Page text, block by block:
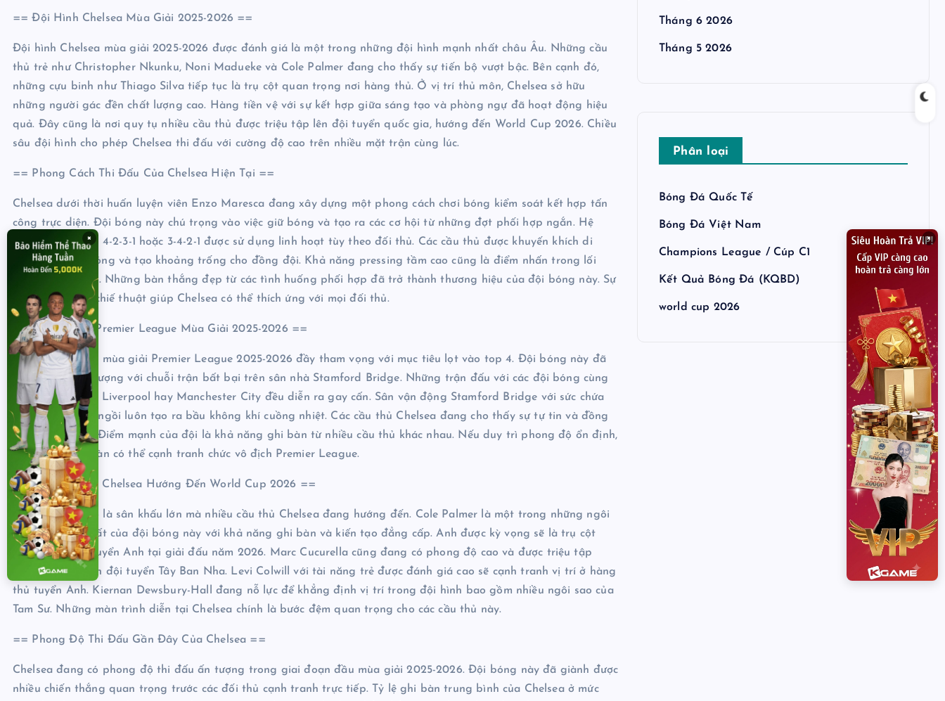
== Đội Hình Chelsea Mùa Giải 2025-2026 ==
Đội hình Chelsea mùa giải 2025-2026 được đánh giá là một trong những đội hình mạnh nhất châu Âu. Những cầu
thủ trẻ như Christopher Nkunku, Noni Madueke và Cole Palmer đang cho thấy sự tiến bộ vượt bậc. Bên cạnh đó,
những cựu binh như Thiago Silva tiếp tục là trụ cột quan trọng nơi hàng thủ. Ở vị trí thủ môn, Chelsea sở hữu
những người gác đền chất lượng cao. Hàng tiền vệ với sự kết hợp giữa sáng tạo và phòng ngự đã hoạt động hiệu
quả. Đây cũng là nơi quy tụ nhiều cầu thủ được triệu tập lên đội tuyển quốc gia, hướng đến World Cup 2026. Chiều
sâu đội hình cho phép Chelsea thi đấu với cường độ cao trên nhiều mặt trận cùng lúc.
== Phong Cách Thi Đấu Của Chelsea Hiện Tại ==
Chelsea dưới thời huấn luyện viên Enzo Maresca đang xây dựng một phong cách chơi bóng kiểm soát kết hợp tấn
công trực diện. Đội bóng này chú trọng vào việc giữ bóng và tạo ra các cơ hội từ những đợt phối hợp ngắn. Hệ
thống chiế thuật 4-2-3-1 hoặc 3-4-2-1 được sử dụng linh hoạt tùy theo đối thủ. Các cầu thủ được khuyến khích di
chuyển không bóng và tạo khoảng trống cho đồng đội. Khả năng pressing tầm cao cũng là điểm nhấn trong lối
chơi của Chelsea. Những bàn thắng đẹp từ các tình huống phối hợp đã trở thành thương hiệu của đội bóng này. Sự
linh hoạt trong chiế thuật giúp Chelsea có thể thích ứng với mọi đối thủ.
== Chelsea Tại Premier League Mùa Giải 2025-2026 ==
Chelsea đang có mùa giải Premier League 2025-2026 đầy tham vọng với mục tiêu lọt vào top 4. Đội bóng này đã
có khởi đầu ấn tượng với chuỗi trận bất bại trên sân nhà Stamford Bridge. Những trận đấu với các đội bóng cùng
top như Arsenal, Liverpool hay Manchester City đều diễn ra gay cấn. Sân vận động Stamford Bridge với sức chứa
hơn 40.000 chỗ ngồi luôn tạo ra bầu không khí cuồng nhiệt. Các cầu thủ Chelsea đang cho thấy sự tự tin và đồng
đều ở mọi vị trí. Điểm mạnh của đội là khả năng ghi bàn từ nhiều cầu thủ khác nhau. Nếu duy trì phong độ ổn định,
Chelsea hoàn toàn có thể cạnh tranh chức vô địch Premier League.
== Các Cầu Thủ Chelsea Hướng Đến World Cup 2026 ==
World Cup 2026 là sân khấu lớn mà nhiều cầu thủ Chelsea đang hướng đến. Cole Palmer là một trong những ngôi
sao sáng giá nhất của đội bóng này với khả năng ghi bàn và kiến tạo đẳng cấp. Anh được kỳ vọng sẽ là trụ cột
trong đội hình tuyển Anh tại giải đấu năm 2026. Marc Cucurella cũng đang có phong độ cao và được triệu tập
thường xuyên lên đội tuyển Tây Ban Nha. Levi Colwill với tài năng trẻ được đánh giá cao sẽ cạnh tranh vị trí ở hàng
thủ tuyển Anh. Kiernan Dewsbury-Hall đang nỗ lực để khẳng định vị trí trong đội hình bao gồm nhiều ngôi sao của
Tam Sư. Những màn trình diễn tại Chelsea chính là bước đệm quan trọng cho các cầu thủ này.
== Phong Độ Thi Đấu Gần Đây Của Chelsea ==
Chelsea đang có phong độ thi đấu ấn tượng trong giai đoạn đầu mùa giải 2025-2026. Đội bóng này đã giành được
nhiều chiến thắng quan trọng trước các đối thủ cạnh tranh trực tiếp. Tỷ lệ ghi bàn trung bình của Chelsea ở mức
Tháng 6 2026
Tháng 5 2026
Phân loại
Bóng Đá Quốc Tế
Bóng Đá Việt Nam
Champions League / Cúp C1
Kết Quả Bóng Đá (KQBD)
world cup 2026
× ×